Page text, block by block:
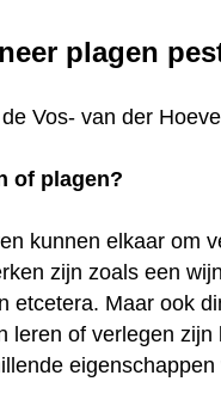
plagen
Vos- van der
of plagen?
kunnen elkaar om
zijn zoals een
etcetera. Maar ook
leren of verlegen